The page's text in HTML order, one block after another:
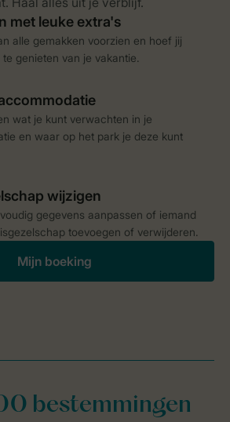
alle gemakken voorzien en hoef jij
genieten van je vakantie.
wat je kunt verwachten in je
en waar op het park je deze kunt
gegevens aanpassen of iemand
toevoegen of verwijderen.
Mijn boeking
bestemmingen